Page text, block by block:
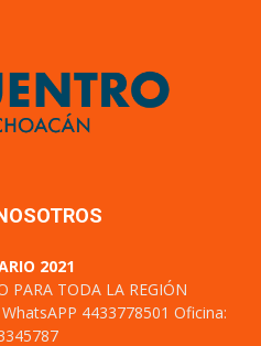
2021
PARA TODA LA REGIÓN
4433778501 Oficina: